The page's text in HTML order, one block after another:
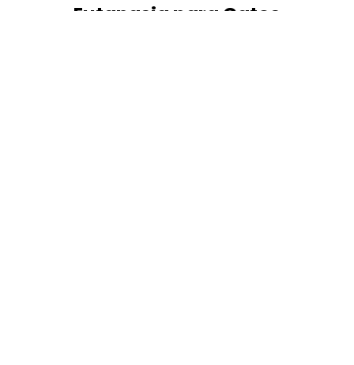
Eutanasia para Gatos